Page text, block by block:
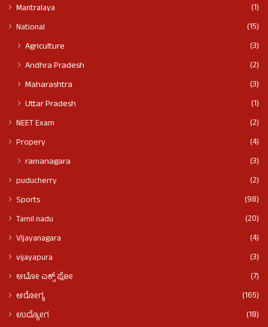
Mantralaya
(1)
National
(15)
Agriculture
(3)
Andhra Pradesh
(2)
Maharashtra
(3)
Uttar Pradesh
(1)
NEET Exam
(2)
Propery
(4)
ramanagara (3)
puducherry
(2)
Sports
(98)
Tamil nadu
(20)
VIjayanagara
(4)
vijayapura
(3)
ಆಟೋ ಎಕ್ಸ್ ಪೋ
(7)
ಆರೋಗ್ಯ
(165)
ಉದ್ಯೋಗ
(18)